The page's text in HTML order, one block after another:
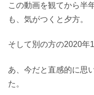
この動画を観てから半
も、気がつくと夕方。
そして別の方の2020年
あ、今だと直感的に思
た。